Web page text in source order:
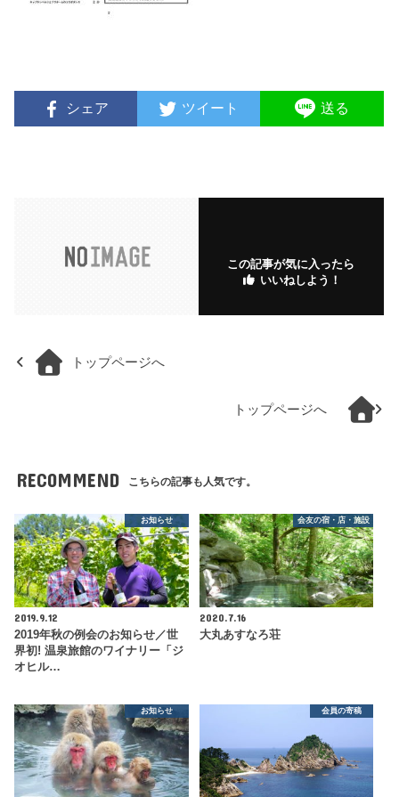
シェア ツイート 送る
この記事が気に入ったら
いいねしよう！
トップページへ
トップページへ
RECOMMEND こちらの記事も人気です。
お知らせ
2019.9.12
2019年秋の例会のお知らせ／世
界初! 温泉旅館のワイナリー「ジ
オヒル…
会友の宿・店・施設
2020.7.16
大丸あすなろ荘
お知らせ 会員の寄稿